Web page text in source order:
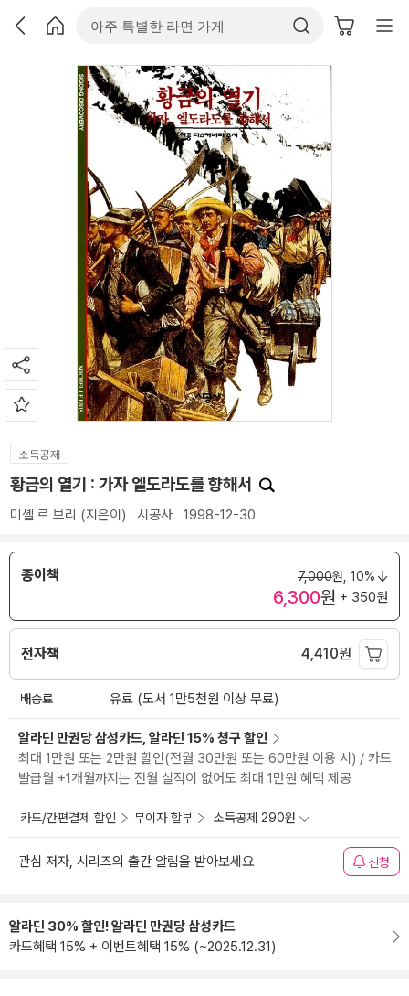
소득공제
황금의 열기 : 가자 엘도라도를 향해서
미셸 르 브리 (지은이) 시공사 1998-12-30
종이책 7,000원, 10%
6,300원 + 350원
전자책 4,410원
배송료 유료 (도서 1만5천원 이상 무료)
알라딘 만권당 삼성카드, 알라딘 15% 청구 할인
최대 1만원 또는 2만원 할인(전월 30만원 또는 60만원 이용 시) / 카드
발급월 +1개월까지는 전월 실적이 없어도 최대 1만원 혜택 제공
카드/간편결제 할인 무이자 할부 소득공제 290원
관심 저자, 시리즈의 출간 알림을 받아보세요 신청
알라딘 30% 할인! 알라딘 만권당 삼성카드
카드혜택 15% + 이벤트혜택 15% (~2025.12.31)